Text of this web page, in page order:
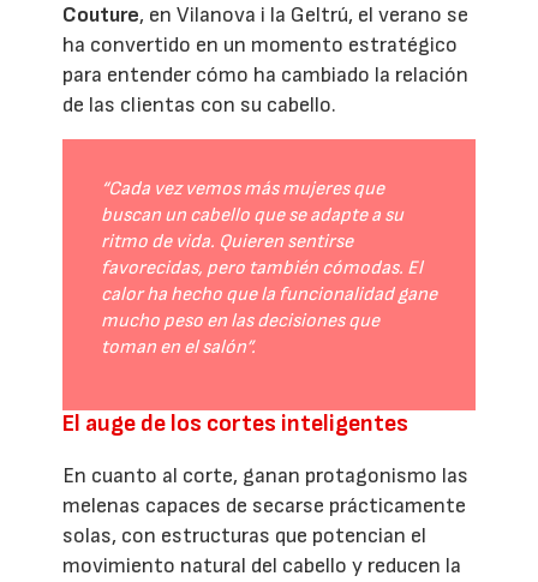
Couture, en Vilanova i la Geltrú, el verano se
ha convertido en un momento estratégico
para entender cómo ha cambiado la relación
de las clientas con su cabello.
“Cada vez vemos más mujeres que
buscan un cabello que se adapte a su
ritmo de vida. Quieren sentirse
favorecidas, pero también cómodas. El
calor ha hecho que la funcionalidad gane
mucho peso en las decisiones que
toman en el salón”.
El auge de los cortes inteligentes
En cuanto al corte, ganan protagonismo las
melenas capaces de secarse prácticamente
solas, con estructuras que potencian el
movimiento natural del cabello y reducen la